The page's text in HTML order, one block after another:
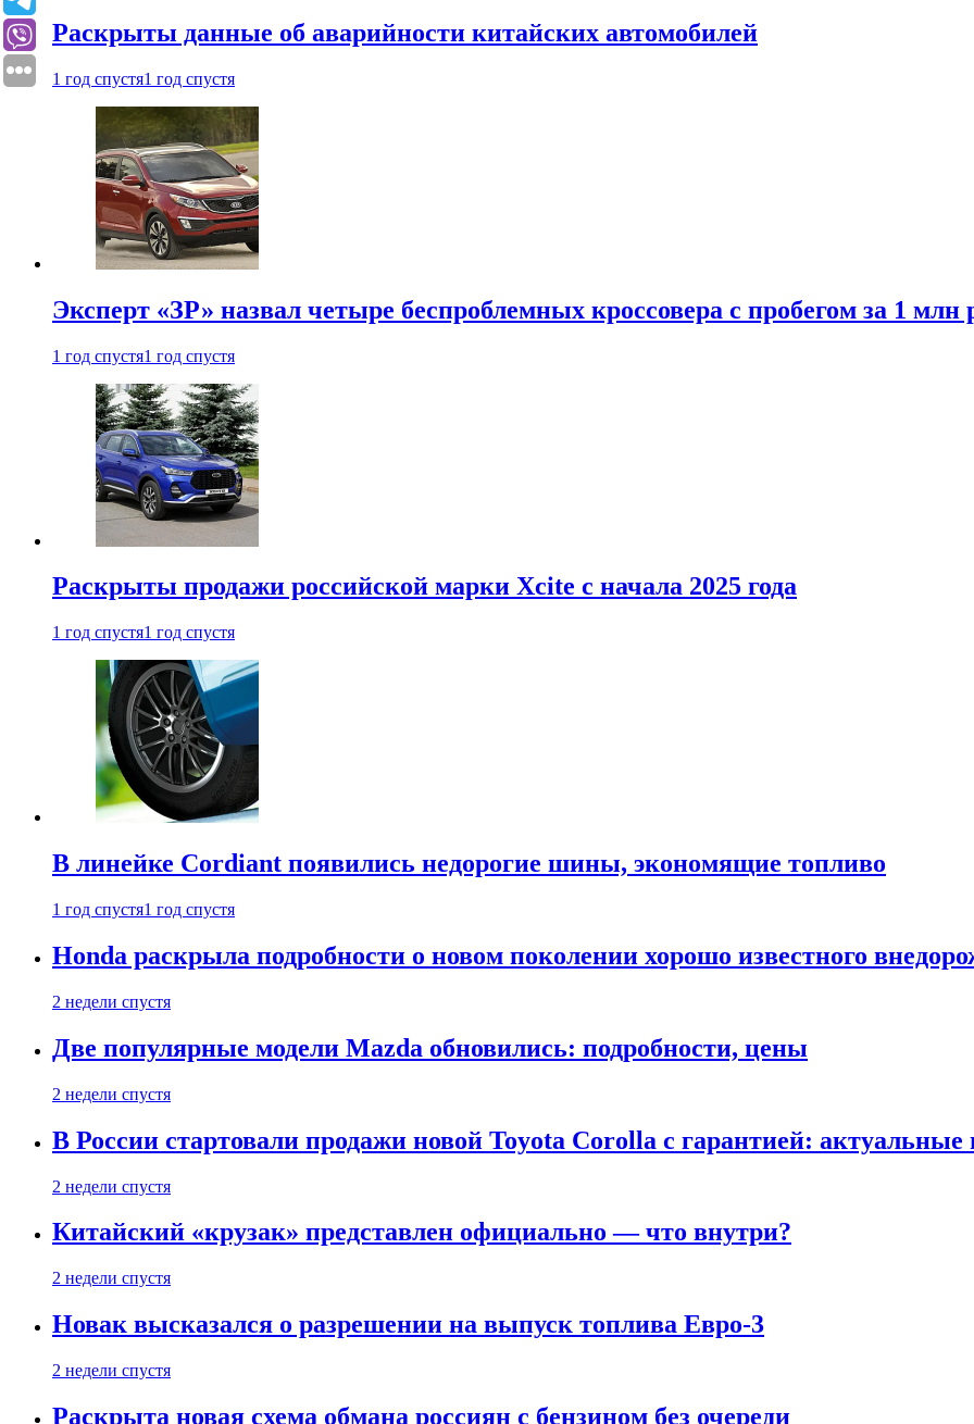
Раскрыты данные об аварийности китайских автомобилей
1 год спустя1 год спустя
Эксперт «ЗР» назвал четыре беспроблемных кроссовера с пробегом за 1 млн
1 год спустя1 год спустя
Раскрыты продажи российской марки Xcite с начала 2025 года
1 год спустя1 год спустя
В линейке Cordiant появились недорогие шины, экономящие топливо
1 год спустя1 год спустя
Honda раскрыла подробности о новом поколении хорошо известного
2 недели спустя
Две популярные модели Mazda обновились: подробности, цены
2 недели спустя
В России стартовали продажи новой Toyota Corolla с гарантией:
2 недели спустя
Китайский «крузак» представлен официально — что внутри?
2 недели спустя
Новак высказался о разрешении на выпуск топлива Евро-3
2 недели спустя
Раскрыта новая схема обмана россиян с бензином без очереди